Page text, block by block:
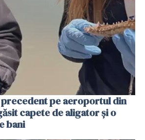
pe aeroportul din
capete de aligator și o
bani